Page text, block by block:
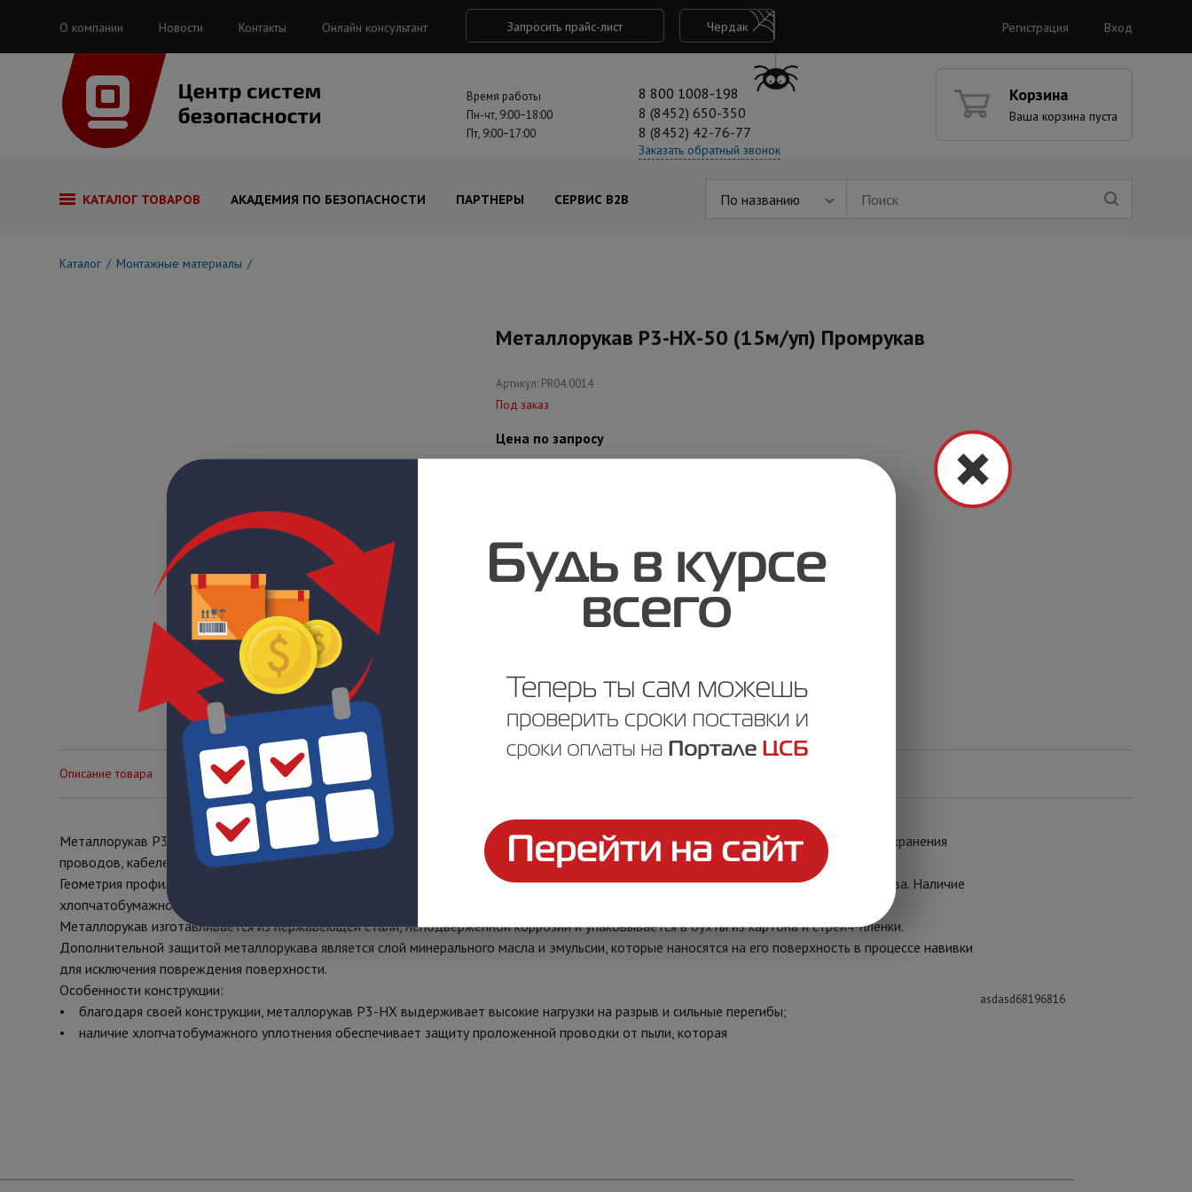
asdasd68196816
О компании Новости Контакты Онлайн консультант Запросить прайс-лист Чердак Регистрация Вход
Время работы
Пн-чт, 9:00−18:00
Пт, 9:00−17:00
8 800 1008-198
8 (8452) 650-350
8 (8452) 42-76-77
Заказать обратный звонок
Корзина
Ваша корзина пуста
КАТАЛОГ ТОВАРОВ АКАДЕМИЯ ПО БЕЗОПАСНОСТИ ПАРТНЕРЫ СЕРВИС B2B По названию
Каталог Монтажные материалы
Металлорукав Р3-НХ-50 (15м/уп) Промрукав
Артикул: PR04.0014
Под заказ
Цена по запросу
Описание товара Технические характеристики
Металлорукав Р3-НХ - это металлорукав повышенного качества, упакованный в бухты. Металлорукав Р3-НХ предназначен для предохранения
проводов, кабелей, гибких шлангов от механических повреждений и повышения пожаробезопасности.
Геометрия профиля и минимальный радиус зазора обеспечивает высокое разрывное усилие и минимальный радиус изгиба металлорукава. Наличие
хлопчатобумажного уплотнения позволяет применять его в системах вентиляции и для транспортировки крупнодисперсных веществ.
Металлорукав изготавливается из нержавеющей стали, неподверженной коррозии и упаковывается в бухты из картона и стрейч-пленки.
Дополнительной защитой металлорукава является слой минерального масла и эмульсии, которые наносятся на его поверхность в процессе навивки
для исключения повреждения поверхности.
Особенности конструкции:
• благодаря своей конструкции, металлорукав Р3-НХ выдерживает высокие нагрузки на разрыв и сильные перегибы;
• наличие хлопчатобумажного уплотнения обеспечивает защиту проложенной проводки от пыли, которая